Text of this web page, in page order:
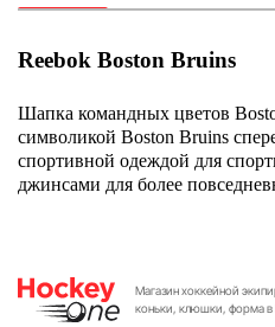
Reebok Boston Bruins
Шапка командных цветов
символикой Boston Bruins
спортивной одеждой для
джинсами для более
Магазин хоккейной
коньки, клюшки, форма в